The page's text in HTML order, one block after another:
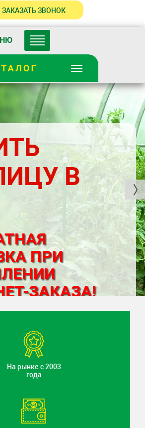
ЗАКАЗАТЬ ЗВОНОК
В
ПРИ
ЗАКАЗА!
На рынке с 2003
года